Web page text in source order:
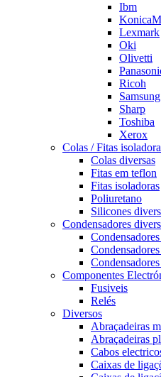
Ibm
Lexmark
Oki
Olivetti
Ricoh
Samsung
Sharp
Toshiba
Xerox
Colas / Fitas
Colas diversas
Fitas em teflon
Fitas isoladoras
Poliuretano
Silicones
Condensadores
Componentes
Fusiveis
Relés
Diversos
Abraçadeiras
Abraçadeiras
Cabos
Caixas de